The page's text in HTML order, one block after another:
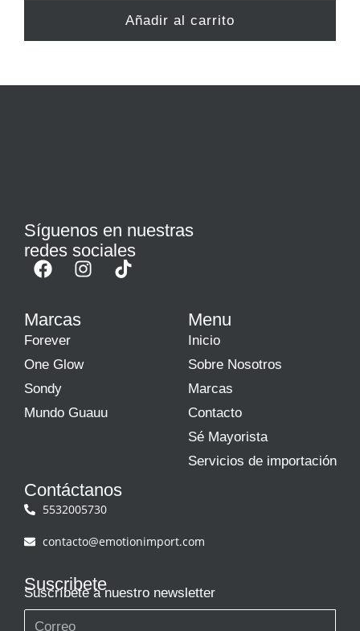
Añadir al carrito
Síguenos en nuestras
redes sociales
Marcas
Forever
One Glow
Sondy
Mundo Guauu
Menu
Inicio
Sobre Nosotros
Marcas
Contacto
Sé Mayorista
Servicios de importación
Contáctanos
5532005730
contacto@emotionimport.com
Suscribete
Suscríbete a nuestro newsletter